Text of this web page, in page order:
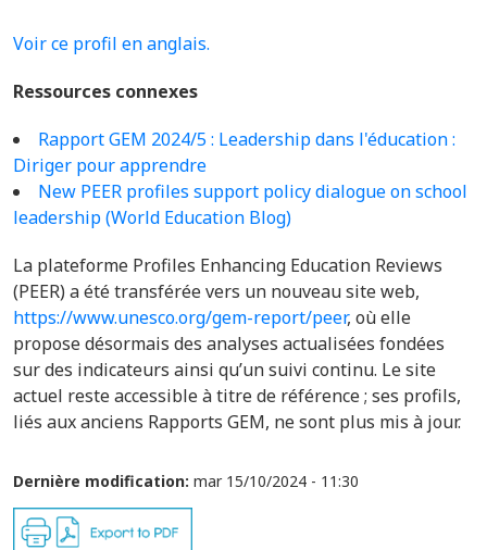
Voir ce profil en anglais.
Ressources connexes
Rapport GEM 2024/5 : Leadership dans l'éducation :
Diriger pour apprendre
New PEER profiles support policy dialogue on school
leadership (World Education Blog)
La plateforme Profiles Enhancing Education Reviews
(PEER) a été transférée vers un nouveau site web,
https://www.unesco.org/gem-report/peer, où elle
propose désormais des analyses actualisées fondées
sur des indicateurs ainsi qu’un suivi continu. Le site
actuel reste accessible à titre de référence ; ses profils,
liés aux anciens Rapports GEM, ne sont plus mis à jour.
Dernière modification: mar 15/10/2024 - 11:30